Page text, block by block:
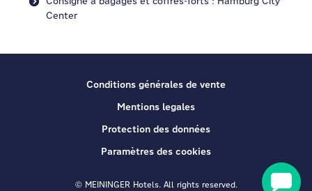
Center
Conditions générales de vente
Mentions legales
Protection des données
Paramètres des cookies
© MEININGER Hotels. All rights reserved.